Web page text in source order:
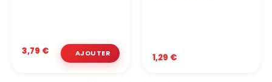
3,79 €
1,29 €